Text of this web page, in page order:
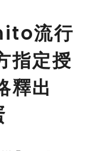
流行
指定授
釋出